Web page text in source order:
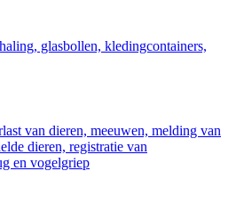
glasbollen, kledingcontainers,
van dieren, meeuwen, melding van
dieren, registratie van
en vogelgriep